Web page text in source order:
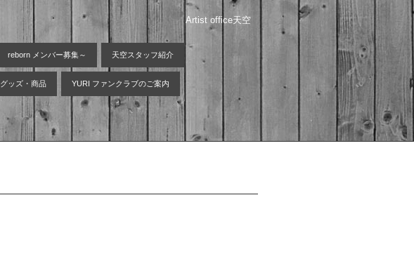
Artist office天空
reborn メンバー募集～ 天空スタッフ紹介
グッズ・商品 YURI ファンクラブのご案内